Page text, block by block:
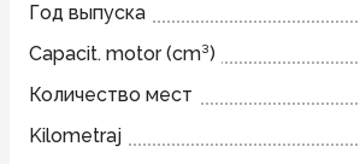
Год выпуска
Capacit. motor (cm³)
Количество мест
Kilometraj